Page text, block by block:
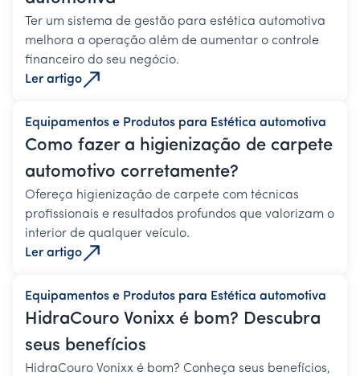
Ter um sistema de gestão para estética automotiva
melhora a operação além de aumentar o controle
financeiro do seu negócio.
Ler artigo
Equipamentos e Produtos para Estética automotiva
Como fazer a higienização de carpete
automotivo corretamente?
Ofereça higienização de carpete com técnicas
profissionais e resultados profundos que valorizam o
interior de qualquer veículo.
Ler artigo
Equipamentos e Produtos para Estética automotiva
HidraCouro Vonixx é bom? Descubra
seus benefícios
HidraCouro Vonixx é bom? Conheça seus benefícios,